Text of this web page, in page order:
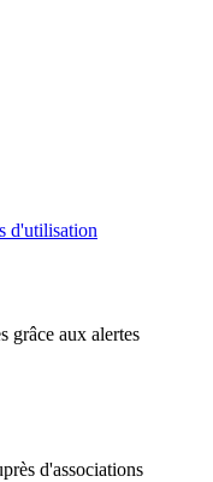
d'utilisation
grâce aux alertes
d'associations